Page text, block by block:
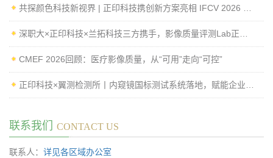
共探颜色科技新视界 | 正印科技携创新方案亮相 IFCV 2026 国际工业论坛
深职大×正印科技×兰拓科技三方携手，影像质量评测Lab正式揭牌
CMEF 2026回顾：医疗影像质量，从“可用”走向“可控”
正印科技×翼测检测所丨内窥镜国标测试系统落地，赋能企业高效过检
联系我们 CONTACT US
联系人： 详见各区域办公室